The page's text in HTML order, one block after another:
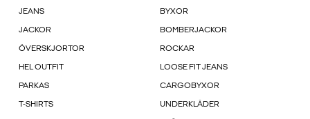
JEANS BYXOR
JACKOR BOMBERJACKOR
ÖVERSKJORTOR ROCKAR
HEL OUTFIT LOOSE FIT JEANS
PARKAS CARGOBYXOR
T-SHIRTS UNDERKLÄDER